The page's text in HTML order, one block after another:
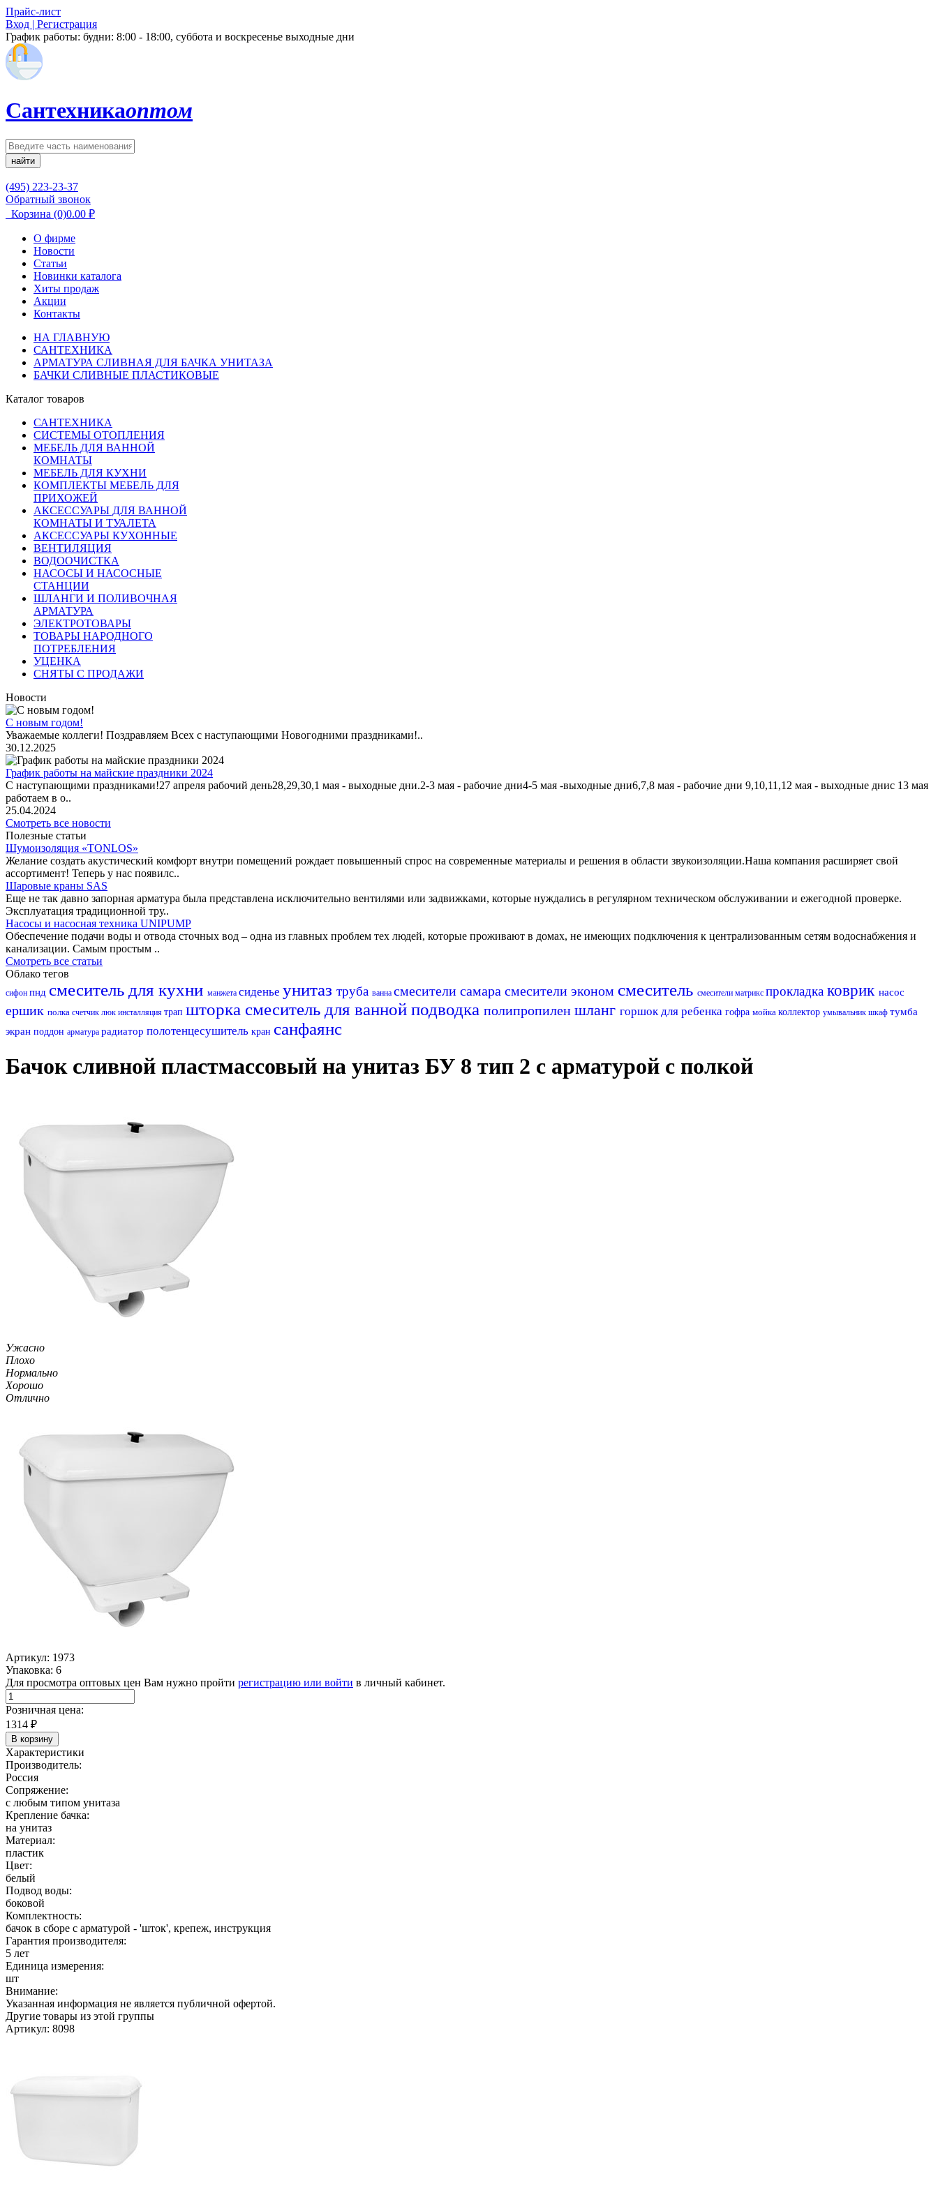
Прайс-лист
Вход | Регистрация
График работы: будни: 8:00 - 18:00, суббота и воскресенье выходные дни
Сантехникаоптом
найти
(495) 223-23-37
Обратный звонок
Корзина (0)0.00 ₽
О фирме
Новости
Статьи
Новинки каталога
Хиты продаж
Акции
Контакты
НА ГЛАВНУЮ
САНТЕХНИКА
АРМАТУРА СЛИВНАЯ ДЛЯ БАЧКА УНИТАЗА
БАЧКИ СЛИВНЫЕ ПЛАСТИКОВЫЕ
Каталог товаров
САНТЕХНИКА
СИСТЕМЫ ОТОПЛЕНИЯ
МЕБЕЛЬ ДЛЯ ВАННОЙ
КОМНАТЫ
МЕБЕЛЬ ДЛЯ КУХНИ
КОМПЛЕКТЫ МЕБЕЛЬ ДЛЯ
ПРИХОЖЕЙ
АКСЕССУАРЫ ДЛЯ ВАННОЙ
КОМНАТЫ И ТУАЛЕТА
АКСЕССУАРЫ КУХОННЫЕ
ВЕНТИЛЯЦИЯ
ВОДООЧИСТКА
НАСОСЫ И НАСОСНЫЕ
СТАНЦИИ
ШЛАНГИ И ПОЛИВОЧНАЯ
АРМАТУРА
ЭЛЕКТРОТОВАРЫ
ТОВАРЫ НАРОДНОГО
ПОТРЕБЛЕНИЯ
УЦЕНКА
СНЯТЫ С ПРОДАЖИ
Новости
С новым годом!
Уважаемые коллеги! Поздравляем Всех с наступающими Новогодними праздниками!..
30.12.2025
График работы на майские праздники 2024
С наступающими праздниками!27 апреля рабочий день28,29,30,1 мая - выходные дни.2-3 мая - рабочие дни4-5 мая -выходные дни6,7,8 мая - рабочие дни 9,10,11,12 мая - выходные днис 13 мая
работаем в о..
25.04.2024
Смотреть все новости
Полезные статьи
Шумоизоляция «TONLOS»
Желание создать акустический комфорт внутри помещений рождает повышенный спрос на современные материалы и решения в области звукоизоляции.Наша компания расширяет свой
ассортимент! Теперь у нас появилс..
Шаровые краны SAS
Еще не так давно запорная арматура была представлена исключительно вентилями или задвижками, которые нуждались в регулярном техническом обслуживании и ежегодной проверке.
Эксплуатация традиционной тру..
Насосы и насосная техника UNIPUMP
Обеспечение подачи воды и отвода сточных вод – одна из главных проблем тех людей, которые проживают в домах, не имеющих подключения к централизованным сетям водоснабжения и
канализации. Самым простым ..
Смотреть все статьи
Облако тегов
сифон пнд смеситель для кухни манжета сиденье унитаз труба ванна смесители самара смесители эконом смеситель смесители матрикс прокладка коврик насос
ершик полка счетчик люк инсталляция трап шторка смеситель для ванной подводка полипропилен шланг горшок для ребенка гофра мойка коллектор умывальник шкаф тумба
экран поддон арматура радиатор полотенцесушитель кран санфаянс
Бачок сливной пластмассовый на унитаз БУ 8 тип 2 с арматурой с полкой
Ужасно
Плохо
Нормально
Хорошо
Отлично
Артикул: 1973
Упаковка: 6
Для просмотра оптовых цен Вам нужно пройти регистрацию или войти в личный кабинет.
Розничная цена:
1314 ₽
В корзину
Характеристики
Производитель:
Россия
Сопряжение:
с любым типом унитаза
Крепление бачка:
на унитаз
Материал:
пластик
Цвет:
белый
Подвод воды:
боковой
Комплектность:
бачок в сборе с арматурой - 'шток', крепеж, инструкция
Гарантия производителя:
5 лет
Единица измерения:
шт
Внимание:
Указанная информация не является публичной офертой.
Другие товары из этой группы
Артикул: 8098